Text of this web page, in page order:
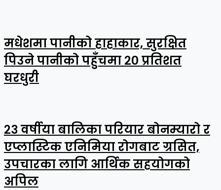
मधेशमा पानीको हाहाकार, सुरक्षित
पिउने पानीको पहुँचमा २० प्रतिशत
घरधुरी
२३ वर्षीया बालिका परियार बोनम्यारो र
एप्लास्टिक एनिमिया रोगबाट ग्रसित,
उपचारका लागि आर्थिक सहयोगको
अपिल